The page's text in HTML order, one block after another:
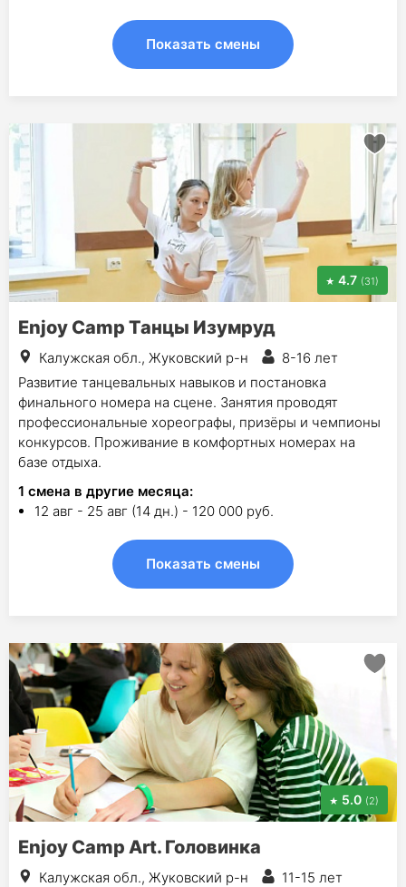
Показать смены
4.7 (31)
Enjoy Camp Танцы Изумруд
Калужская обл., Жуковский р-н
8-16 лет
Развитие танцевальных навыков и постановка
финального номера на сцене. Занятия проводят
профессиональные хореографы, призёры и чемпионы
конкурсов. Проживание в комфортных номерах на
базе отдыха.
1 смена в другие месяца:
12 авг - 25 авг (14 дн.) - 120 000 руб.
Показать смены
5.0 (2)
Enjoy Camp Art. Головинка
Калужская обл., Жуковский р-н
11-15 лет